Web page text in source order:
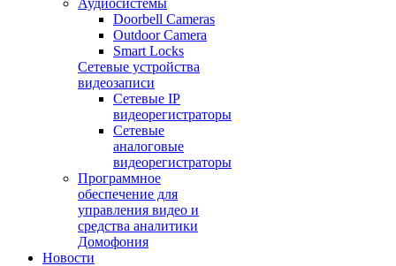
Аудиосистемы
Doorbell Cameras
Outdoor Camera
Smart Locks
Сетевые устройства
видеозаписи
Сетевые IP
видеорегистраторы
Сетевые
аналоговые
видеорегистраторы
Программное
обеспечение для
управления видео и
средства аналитики
Домофония
Новости